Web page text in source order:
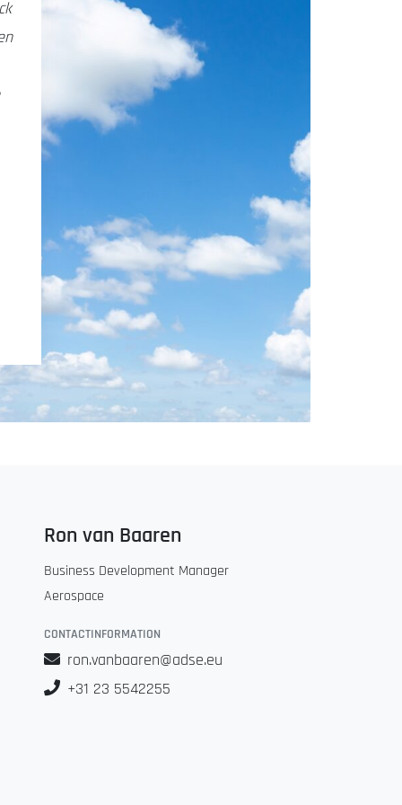
Ron van Baaren
Business Development Manager
Aerospace
CONTACTINFORMATION
ron.vanbaaren@adse.eu
+31 23 5542255